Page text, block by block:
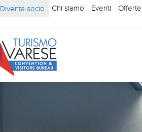
Diventa socio Chi siamo Eventi Offerte